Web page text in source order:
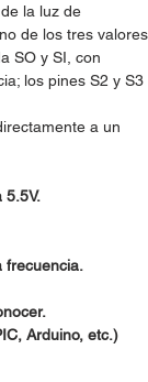
la luz de
de los tres valores
SO y SI, con
los pines S2 y S3
a un
5.5V.
frecuencia.
Arduino, etc.)